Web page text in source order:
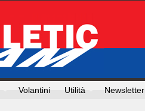
Volantini Utilità Newsletter